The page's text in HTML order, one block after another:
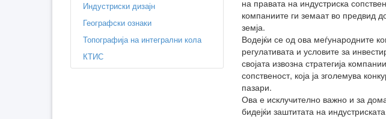
Индустриски дизајн
Географски ознаки
Топографија на интегрални кола
КТИС
на правата на индустриска
компаниите ги земаат во предвид
земја.
Водејќи се од ова меѓународните
регулативата и условите за
својата извозна стратегија
сопственост, која ја зголемува
пазари.
Ова е исклучително важно и за
бидејќи заштитата на